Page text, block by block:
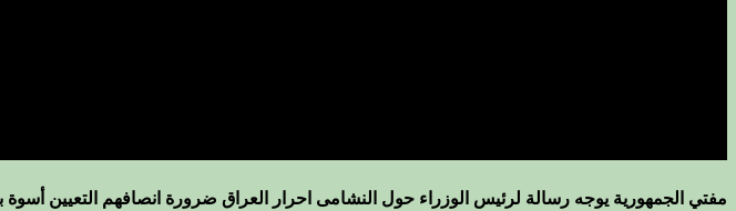
مفتي الجمهورية يوجه رسالة لرئيس الوزراء حول النشامى احرار العراق ضرورة انصافهم التعيين أسوة